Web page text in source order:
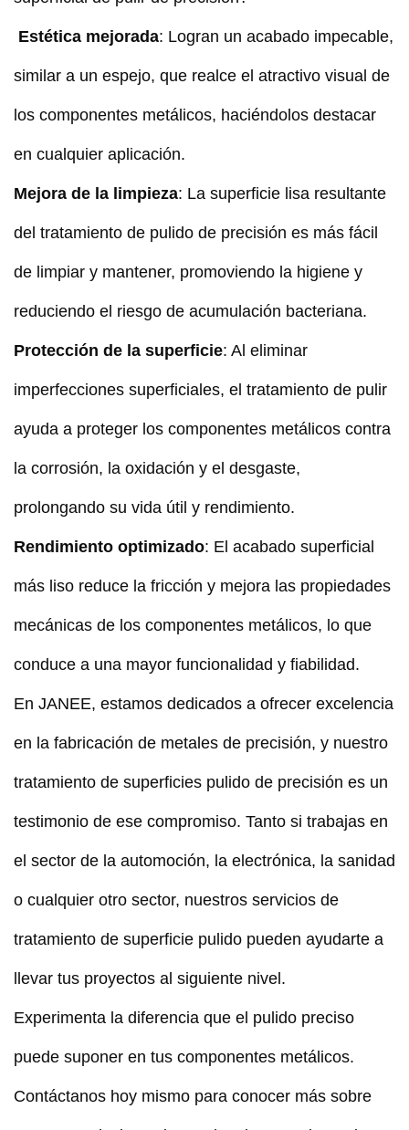
Estética mejorada: Logran un acabado impecable,
similar a un espejo, que realce el atractivo visual de
los componentes metálicos, haciéndolos destacar
en cualquier aplicación.
Mejora de la limpieza: La superficie lisa resultante
del tratamiento de pulido de precisión es más fácil
de limpiar y mantener, promoviendo la higiene y
reduciendo el riesgo de acumulación bacteriana.
Protección de la superficie: Al eliminar
imperfecciones superficiales, el tratamiento de pulir
ayuda a proteger los componentes metálicos contra
la corrosión, la oxidación y el desgaste,
prolongando su vida útil y rendimiento.
Rendimiento optimizado: El acabado superficial
más liso reduce la fricción y mejora las propiedades
mecánicas de los componentes metálicos, lo que
conduce a una mayor funcionalidad y fiabilidad.
En JANEE, estamos dedicados a ofrecer excelencia
en la fabricación de metales de precisión, y nuestro
tratamiento de superficies pulido de precisión es un
testimonio de ese compromiso. Tanto si trabajas en
el sector de la automoción, la electrónica, la sanidad
o cualquier otro sector, nuestros servicios de
tratamiento de superficie pulido pueden ayudarte a
llevar tus proyectos al siguiente nivel.
Experimenta la diferencia que el pulido preciso
puede suponer en tus componentes metálicos.
Contáctanos hoy mismo para conocer más sobre